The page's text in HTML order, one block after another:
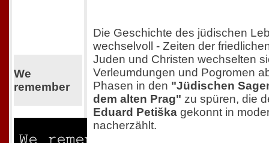
We
remember
Die Geschichte des jüdischen
wechselvoll - Zeiten der
Juden und Christen wechselten
Verleumdungen und Pogromen
Phasen in den "Jüdischen
dem alten Prag" zu spüren, die
Eduard Petiška gekonnt in
nacherzählt.